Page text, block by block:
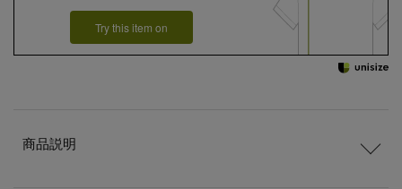
Try this item on
商品説明